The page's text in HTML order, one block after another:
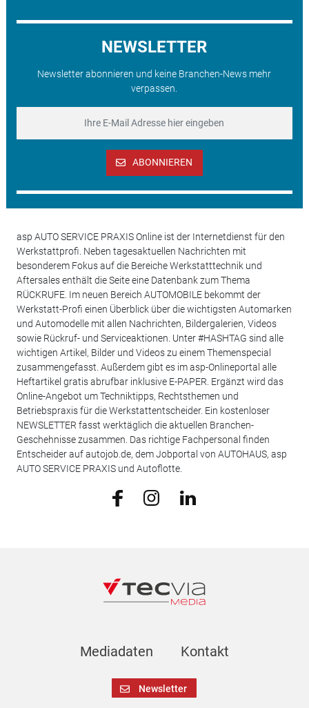
NEWSLETTER
Newsletter abonnieren und keine Branchen-News mehr
verpassen.
ABONNIEREN
asp AUTO SERVICE PRAXIS Online ist der Internetdienst für den
Werkstattprofi. Neben tagesaktuellen Nachrichten mit
besonderem Fokus auf die Bereiche Werkstatttechnik und
Aftersales enthält die Seite eine Datenbank zum Thema
RÜCKRUFE. Im neuen Bereich AUTOMOBILE bekommt der
Werkstatt-Profi einen Überblick über die wichtigsten Automarken
und Automodelle mit allen Nachrichten, Bildergalerien, Videos
sowie Rückruf- und Serviceaktionen. Unter #HASHTAG sind alle
wichtigen Artikel, Bilder und Videos zu einem Themenspecial
zusammengefasst. Außerdem gibt es im asp-Onlineportal alle
Heftartikel gratis abrufbar inklusive E-PAPER. Ergänzt wird das
Online-Angebot um Techniktipps, Rechtsthemen und
Betriebspraxis für die Werkstattentscheider. Ein kostenloser
NEWSLETTER fasst werktäglich die aktuellen Branchen-
Geschehnisse zusammen. Das richtige Fachpersonal finden
Entscheider auf autojob.de, dem Jobportal von AUTOHAUS, asp
AUTO SERVICE PRAXIS und Autoflotte.
Mediadaten Kontakt
Newsletter